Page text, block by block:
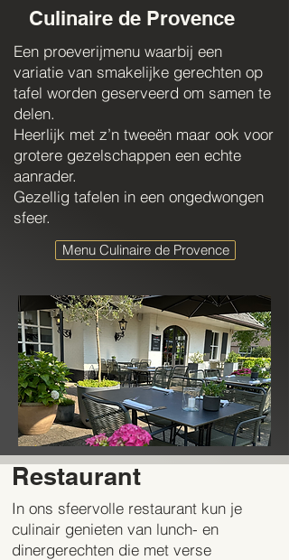
Culinaire de Provence
Een proeverijmenu waarbij een
variatie van smakelijke gerechten op
tafel worden geserveerd om samen te
delen.
Heerlijk met z’n tweeën maar ook voor
grotere gezelschappen een echte
aanrader.
Gezellig tafelen in een ongedwongen
sfeer.
Menu Culinaire de Provence
Restaurant
In ons sfeervolle restaurant kun je
culinair genieten van lunch- en
dinergerechten die met verse